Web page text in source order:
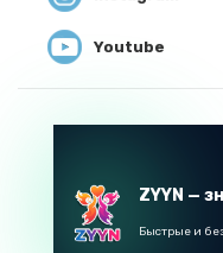
Youtube